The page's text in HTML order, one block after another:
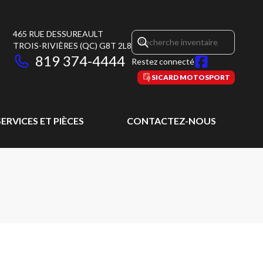
465 RUE DESSUREAULT
TROIS-RIVIÈRES (QC) G8T 2L8
819 374-4444 Restez connecté
SICARD MOTOSPORT
ET PIÈCES CONTACTEZ-NOUS